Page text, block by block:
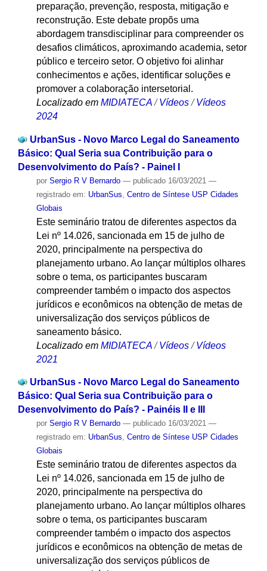
preparação, prevenção, resposta, mitigação e
reconstrução. Este debate propõs uma
abordagem transdisciplinar para compreender os
desafios climáticos, aproximando academia, setor
público e terceiro setor. O objetivo foi alinhar
conhecimentos e ações, identificar soluções e
promover a colaboração intersetorial.
Localizado em MIDIATECA /Vídeos /Vídeos
2024
UrbanSus - Novo Marco Legal do Saneamento
Básico: Qual Seria sua Contribuição para o
Desenvolvimento do País? - Painel I
por Sergio R V Bernardo — publicado16/03/2021 —
registrado em: UrbanSus Centro de Síntese USP Cidades
Globais
Este seminário tratou de diferentes aspectos da
Lei nº 14.026, sancionada em 15 de julho de
2020, principalmente na perspectiva do
planejamento urbano. Ao lançar múltiplos olhares
sobre o tema, os participantes buscaram
compreender também o impacto dos aspectos
jurídicos e econômicos na obtenção de metas de
universalização dos serviços públicos de
saneamento básico.
Localizado em MIDIATECA /Vídeos /Vídeos
2021
UrbanSus - Novo Marco Legal do Saneamento
Básico: Qual Seria sua Contribuição para o
Desenvolvimento do País? - Painéis II e III
por Sergio R V Bernardo — publicado16/03/2021 —
registrado em: UrbanSus, Centro de Síntese USP Cidades
Globais
Este seminário tratou de diferentes aspectos da
Lei nº 14.026, sancionada em 15 de julho de
2020, principalmente na perspectiva do
planejamento urbano. Ao lançar múltiplos olhares
sobre o tema, os participantes buscaram
compreender também o impacto dos aspectos
jurídicos e econômicos na obtenção de metas de
universalização dos serviços públicos de